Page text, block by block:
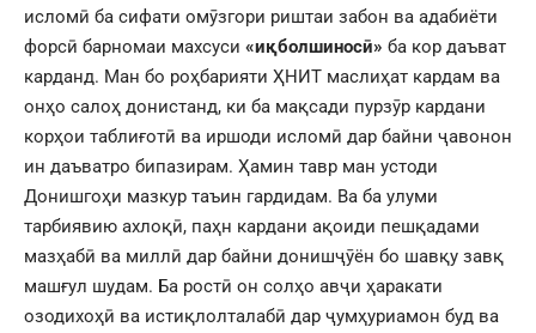
исломӣ ба сифати омӯзгори риштаи забон ва адабиёти
форсӣ барномаи махсуси «иқболшиносӣ» ба кор даъват
карданд. Ман бо роҳбарияти ҲНИТ маслиҳат кардам ва
онҳо салоҳ донистанд, ки ба мақсади пурзӯр кардани
корҳои таблиғотӣ ва иршоди исломӣ дар байни ҷавонон
ин даъватро бипазирам. Ҳамин тавр ман устоди
Донишгоҳи мазкур таъин гардидам. Ва ба улуми
тарбиявию ахлоқӣ, паҳн кардани ақоиди пешқадами
мазҳабӣ ва миллӣ дар байни донишҷӯён бо шавқу завқ
машғул шудам. Ба ростӣ он солҳо авҷи ҳаракати
озодихоҳӣ ва истиқлолталабӣ дар ҷумҳуриамон буд ва